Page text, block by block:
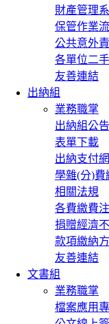
財產管理
保管作業
公共意外
各單位二
友善連結
出納組
業務職掌
出納組公告
表單下載
出納支付
學雜(分)費
相關法規
各費繳費
捐贈經濟
款項繳納
友善連結
文書組
業務職掌
檔案應用